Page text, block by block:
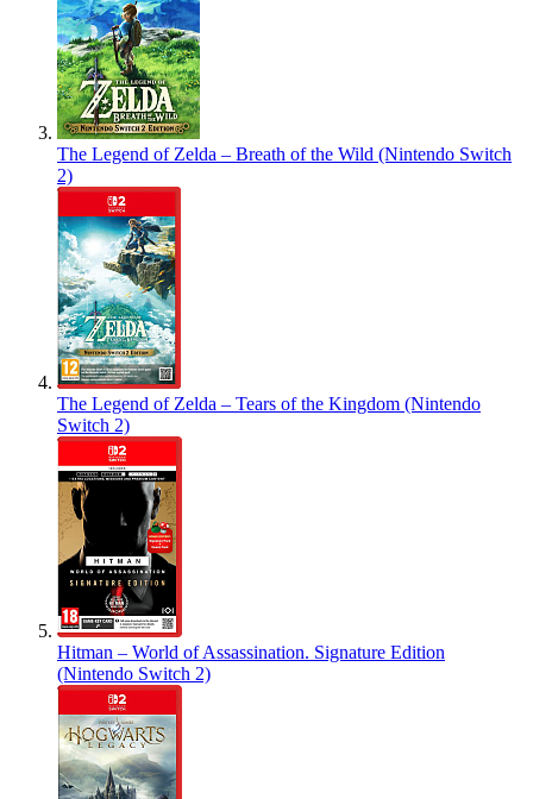
The Legend of Zelda – Breath of the Wild (Nintendo Switch
2)
The Legend of Zelda – Tears of the Kingdom (Nintendo
Switch 2)
Hitman – World of Assassination. Signature Edition
(Nintendo Switch 2)